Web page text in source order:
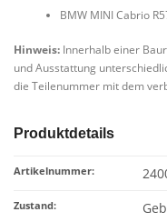
BMW MINI Cabrio
Hinweis: Innerhalb einer
und Ausstattung
die Teilenummer mit dem
Produktdetails
Artikelnummer:
Zustand: